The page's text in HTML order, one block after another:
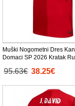
Muški Nogometni Dres
Domaci SP 2026 Kratak
95.63€ 38.25€